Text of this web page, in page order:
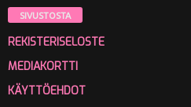
SIVUSTOSTA
REKISTERISELOSTE
MEDIAKORTTI
KÄYTTÖEHDOT